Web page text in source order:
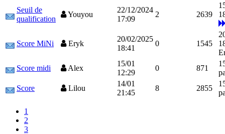
Seuil de
qualification
Youyou
22/12/2024
17:09
2 2639
Score MiNi Eryk
20/02/2025
18:41
0 1545
Score midi
Alex
15/01
12:29
0 871
Score
Lilou
14/01
21:45
8 2855
1
2
3